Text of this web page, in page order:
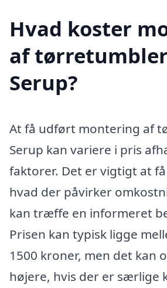
Hvad koster
af
Serup?
At få udført montering af
Serup kan variere i pris
faktorer. Det er vigtigt at
hvad der påvirker
kan træffe en informeret
Prisen kan typisk ligge
1500 kroner, men det kan
højere, hvis der er særlige